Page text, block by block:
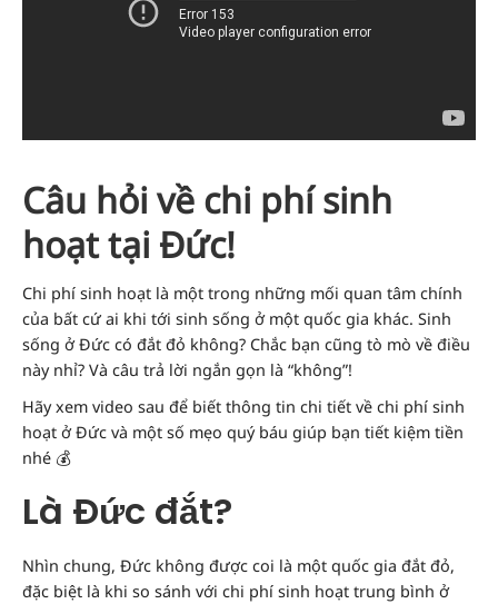
Câu hỏi về chi phí sinh
hoạt tại Đức!
Chi phí sinh hoạt là một trong những mối quan tâm chính
của bất cứ ai khi tới sinh sống ở một quốc gia khác. Sinh
sống ở Đức có đắt đỏ không? Chắc bạn cũng tò mò về điều
này nhỉ? Và câu trả lời ngắn gọn là “không”!
Hãy xem video sau để biết thông tin chi tiết về chi phí sinh
hoạt ở Đức và một số mẹo quý báu giúp bạn tiết kiệm tiền
nhé 💰
Là Đức đắt?
Nhìn chung, Đức không được coi là một quốc gia đắt đỏ,
đặc biệt là khi so sánh với chi phí sinh hoạt trung bình ở